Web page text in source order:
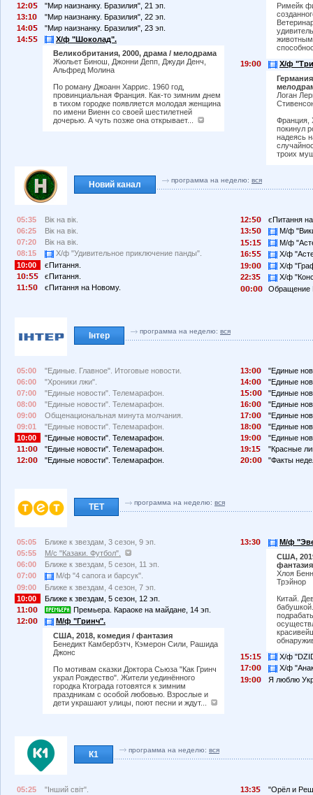
12:
"Мир наизнанку. Бразилия", 21 эп.
13:1
"Мир наизнанку. Бразилия", 22 эп.
14:
"Мир наизнанку. Бразилия", 23 эп.
14:
Х/ф "Шоколад".
Великобритания, 2000, драма / мелодрама
Жюльет Бинош, Джонни Депп, Джуди Денч,
Альфред Молина
По роману Джоанн Харрис. 1960 год,
провинциальная Франция. Как-то зимним днем
в тихом городке появляется молодая женщина
по имени Виенн со своей шестилетней
дочерью. А чуть позже она открывает...
Римейк
19:
Х/ф
Логан
Франция,
покинул
надеясь
троих
Новий канал программа на неделю: вся
05:35
Вік на вік.
06:25
Вік на вік.
07:20
Вік на вік.
08:15
Х/ф "Удивительное приключение панды".
10:00
єПитання.
1
:
єПитання.
11:
єПитання на Новому.
12:
єПитання
13:
М/ф
1
:1
М/ф
16:
Х/ф
19:
Х/ф
22:3
Х/ф
:
Обращение
Інтер программа на неделю: вся
05:00
"Единые. Главное". Итоговые новости.
06:00
"Хроники лжи".
07:00
"Единые новости". Телемарафон.
08:00
"Единые новости". Телемарафон.
09:00
Общенациональная минута молчания.
09:01
"Единые новости". Телемарафон.
10:00
"Единые новости". Телемарафон.
11:
"Единые новости". Телемарафон.
12:
"Единые новости". Телемарафон.
13:
"Единые
14:
"Единые
1
:
"Единые
16:
"Единые
17:
"Единые
18:
"Единые
19:
"Единые
19:1
"Красные
2
: "Факты
ТЕТ программа на неделю: вся
05:05
Ближе к звездам, 3 сезон, 9 эп.
05:55
М/с "Казаки. Футбол".
06:00
Ближе к звездам, 5 сезон, 11 эп.
07:00
М/ф "4 сапога и барсук".
09:00
Ближе к звездам, 4 сезон, 7 эп.
10:00
Ближе к звездам, 5 сезон, 12 эп.
11:
Премьера. Караоке на майдане, 14 эп.
12:
М/ф "Гринч".
США, 2018, комедия / фантазия
Бенедикт Камбербэтч, Кэмерон Сили, Рашида
Джонс
По мотивам сказки Доктора Сьюза "Как Гринч
украл Рождество". Жители уединённого
городка Ктограда готовятся к зимним
праздникам с особой любовью. Взрослые и
дети украшают улицы, поют песни и ждут...
13:3
М/ф
США,
фантазия
Хлоя
Трэйнор
Китай.
1
:1
Х/ф
17:
Х/ф
19:
Я люблю
К1 программа на неделю: вся
05:25
"Інший світ".
13:3
"Орёл и